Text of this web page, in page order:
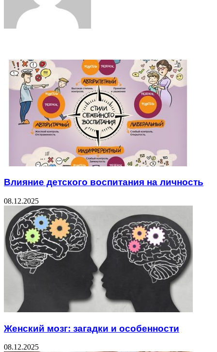
Влияние детского воспитания на личность
08.12.2025
Женский мозг: загадки и особенности
08.12.2025